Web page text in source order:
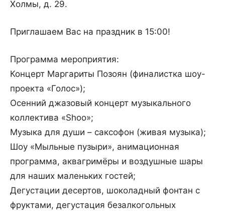
Холмы, д. 29.
Приглашаем Вас на праздник в 15:00!
Программа мероприятия:
Концерт Маргариты Позоян (финалистка шоу-
проекта «Голос»);
Осенний джазовый концерт музыкального
коллектива «Shoo»;
Музыка для души – саксофон (живая музыка);
Шоу «Мыльные пузыри», анимационная
программа, аквагримёры и воздушные шары
для наших маленьких гостей;
Дегустации десертов, шоколадный фонтан с
фруктами, дегустация безалкогольных